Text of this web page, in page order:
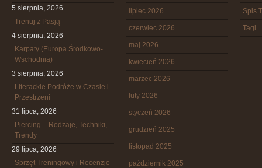
5 sierpnia, 2026
Trenuj z Pasją
4 sierpnia, 2026
Karpaty (Europa Środkowo-
Wschodnia)
3 sierpnia, 2026
Literackie Podróże w Czasie i
Przestrzeni
31 lipca, 2026
Piercing – Rodzaje, Techniki,
Trendy
29 lipca, 2026
Sprzęt Treningowy i Recenzje
lipiec 2026
czerwiec 2026
maj 2026
kwiecień 2026
marzec 2026
luty 2026
styczeń 2026
grudzień 2025
listopad 2025
październik 2025
Spis
Tagi